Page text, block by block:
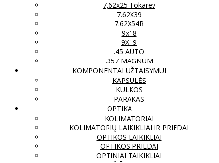
7,62x25 Tokarev
7.62X39
7.62X54R
9x18
9X19
.45 AUTO
.357 MAGNUM
KOMPONENTAI UŽTAISYMUI
KAPSULĖS
KULKOS
PARAKAS
OPTIKA
KOLIMATORIAI
KOLIMATORIŲ LAIKIKLIAI IR PRIEDAI
OPTIKOS LAIKIKLIAI
OPTIKOS PRIEDAI
OPTINIAI TAIKIKLIAI